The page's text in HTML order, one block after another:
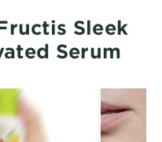
Sleek
Serum